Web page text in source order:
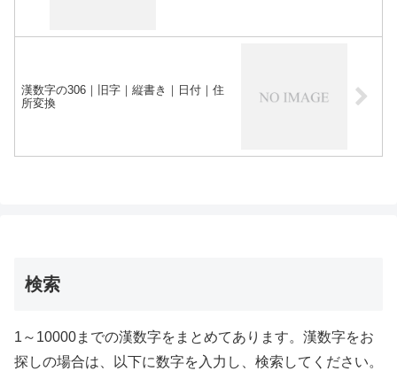
漢数字の306｜旧字｜縦書き｜日付｜住
所変換
検索
1～10000までの漢数字をまとめてあります。漢数字をお
探しの場合は、以下に数字を入力し、検索してください。